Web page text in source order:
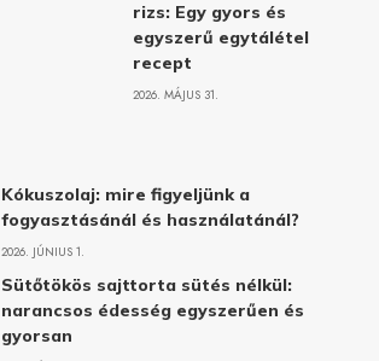
rizs: Egy gyors és
egyszerű egytálétel
recept
2026. MÁJUS 31.
Kókuszolaj: mire figyeljünk a
fogyasztásánál és használatánál?
2026. JÚNIUS 1.
Sütőtökös sajttorta sütés nélkül:
narancsos édesség egyszerűen és
gyorsan